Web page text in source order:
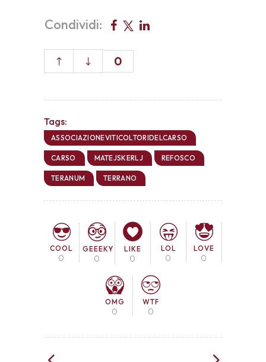
Condividi:
0
Tags:
ASSOCIAZIONEVITICOLTORIDELCARSO
CARSO MATEJSKERLJ REFOSCO
TERANUM TERRANO
COOL
0
GEEEKY
0
LIKE
0
LOL
0
LOVE
0
OMG
0
WTF
0